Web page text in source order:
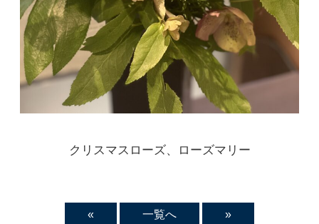
クリスマスローズ、ローズマリー
« 一覧へ »